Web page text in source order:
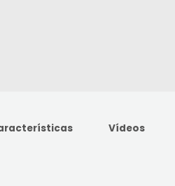
Vídeos